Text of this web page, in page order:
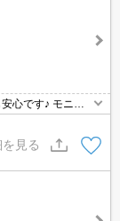
心です♪ モニタ
できるので、セ
対応する必要も
見る